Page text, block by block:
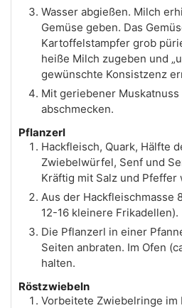
Wasser abgießen. Milch
Gemüse geben. Das
Kartoffelstampfer grob
heiße Milch zugeben und
gewünschte Konsistzenz
Mit geriebener Muskatnuss
abschmecken.
Pflanzerl
Hackfleisch, Quark, Hälfte
Zwiebelwürfel, Senf und
Kräftig mit Salz und Pfeffer
Aus der Hackfleischmasse
12-16 kleinere Frikadellen).
Die Pflanzerl in einer
Seiten anbraten. Im Ofen
halten.
Röstzwiebeln
Vorbeitete Zwiebelringe im